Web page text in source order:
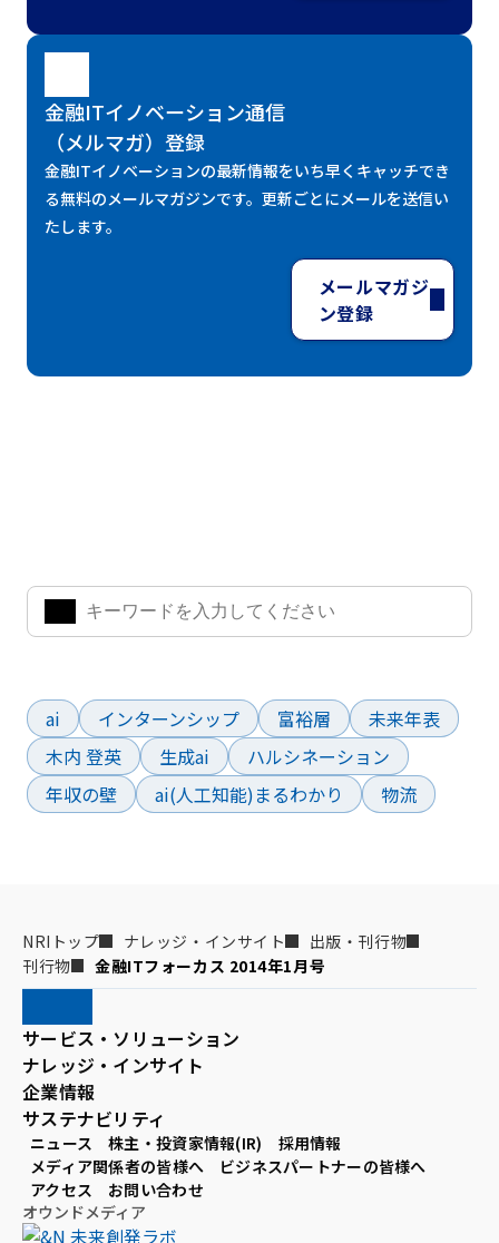
金融ITイノベーション通信
（メルマガ）登録
金融ITイノベーションの最新情報をいち早くキャッチでき
る無料のメールマガジンです。更新ごとにメールを送信い
たします。
メールマガジ
ン登録
ai
インターンシップ 富裕層
未来年表
木内 登英
生成ai
ハルシネーション
年収の壁
ai(人工知能)まるわかり 物流
NRIトップ ナレッジ・インサイト
出版・刊行物
刊行物
金融ITフォーカス 2014年1月号
サービス・ソリューション
ナレッジ・インサイト
企業情報
サステナビリティ
ニュース 株主・投資家情報(IR)
採用情報
メディア関係者の皆様へ
ビジネスパートナーの皆様へ
アクセス
お問い合わせ
オウンドメディア